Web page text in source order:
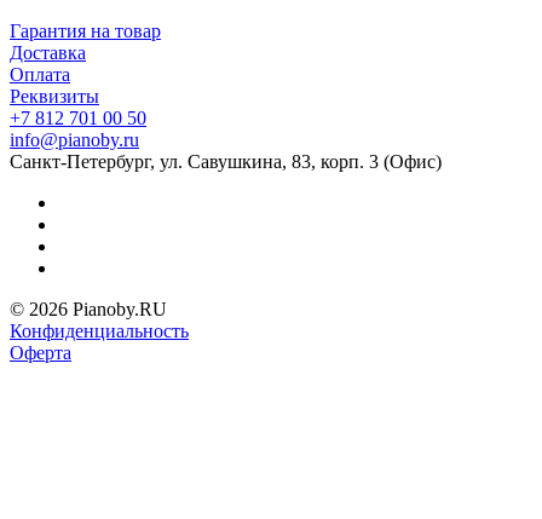
Гарантия на товар
Доставка
Оплата
Реквизиты
+7 812 701 00 50
info@pianoby.ru
Санкт-Петербург, ул. Савушкина, 83, корп. 3 (Офис)
© 2026 Pianoby.RU
Конфиденциальность
Оферта